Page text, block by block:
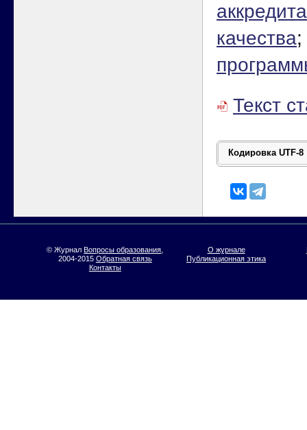
качества;
Текст
© ЖурналВопросы образования
2004-2015 Обратная связь
О журнале
Публикационная этика
Контакты